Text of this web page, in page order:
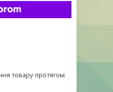
товару протягом